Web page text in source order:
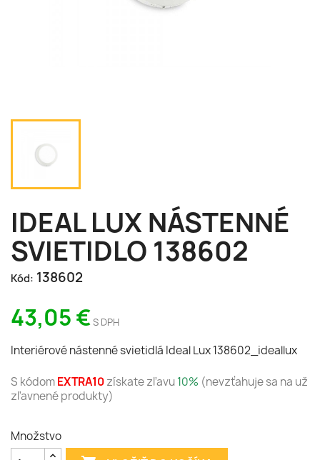
IDEAL LUX NÁSTENNÉ
SVIETIDLO 138602
Kód: 138602
43,05 €S DPH
Interiérové nástenné svietidlá Ideal Lux 138602_ideallux
S kódomEXTRA10získate zľavu10% (nevzťahuje sa na už
zľavnené produkty)
Množstvo